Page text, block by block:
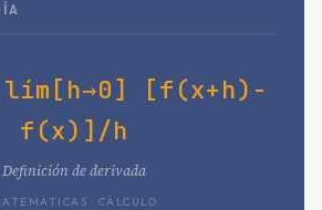
[f(x+h)-
f(x)]/h
Definición de derivada
· CÁLCULO